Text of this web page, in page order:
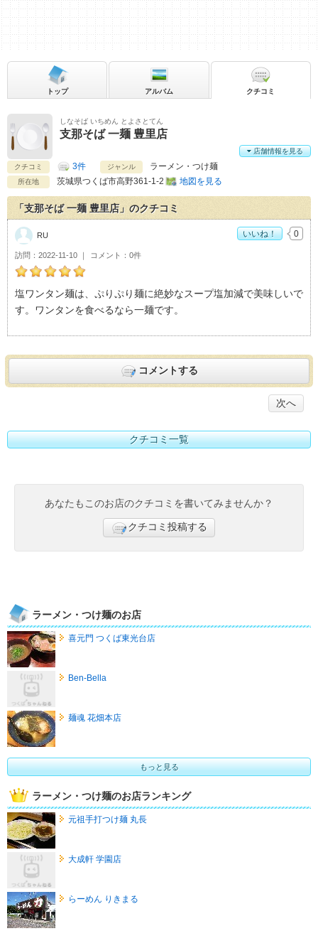
しなそば いちめん とよさとてん
支那そば 一麺 豊里店
クチコミ 3件 ジャンル ラーメン・つけ麺
所在地 茨城県つくば市高野361-1-2 地図を見る
店舗情報を見る
トップ アルバム クチコミ
「支那そば 一麺 豊里店」のクチコミ
RUの支那そば 一麺 豊里店おすすめ度：
塩ワンタン麺は、ぷりぷり麺に絶妙なスープ塩加減で美味しいで
す。ワンタンを食べるなら一麺です。
訪問 2022-11-10 コメント 0件
RU いいね！ 0
コメントする
次へ
クチコミ一覧
あなたもこのお店のクチコミを書いてみませんか？
クチコミ投稿する
ラーメン・つけ麺のお店
喜元門 つくば東光台店
Ben-Bella
麺魂 花畑本店
もっと見る
ラーメン・つけ麺のお店ランキング
元祖手打つけ麺 丸長
大成軒 学園店
らーめん りきまる